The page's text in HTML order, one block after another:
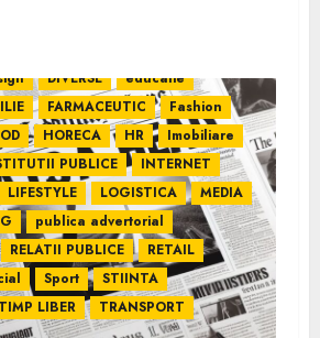
DIVERSE
educatie
FARMACEUTIC
Fashion
HORECA HR
Imobiliare
PUBLICE
INTERNET
LIFESTYLE LOGISTICA
MEDIA
publica advertorial
RELATII PUBLICE
RETAIL
Sport
STIINTA
TIMP LIBER
TRANSPORT